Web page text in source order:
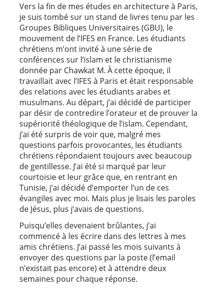
Vers la fin de mes études en architecture à Paris,
je suis tombé sur un stand de livres tenu par les
Groupes Bibliques Universitaires (GBU), le
mouvement de l’IFES en France. Les étudiants
chrétiens m’ont invité à une série de
conférences sur l’islam et le christianisme
donnée par Chawkat M. À cette époque, il
travaillait avec l’IFES à Paris et était responsable
des relations avec les étudiants arabes et
musulmans. Au départ, j’ai décidé de participer
par désir de contredire l’orateur et de prouver la
supériorité théologique de l’islam. Cependant,
j’ai été surpris de voir que, malgré mes
questions parfois provocantes, les étudiants
chrétiens répondaient toujours avec beaucoup
de gentillesse. J’ai été si marqué par leur
courtoisie et leur grâce que, en rentrant en
Tunisie, j’ai décidé d’emporter l’un de ces
évangiles avec moi. Mais plus je lisais les paroles
de Jésus, plus j’avais de questions.
Puisqu’elles devenaient brûlantes, j’ai
commencé à les écrire dans des lettres à mes
amis chrétiens. J’ai passé les mois suivants à
envoyer des questions par la poste (l’email
n’existait pas encore) et à attendre deux
semaines pour chaque réponse.